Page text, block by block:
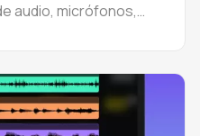
audio, micrófonos,